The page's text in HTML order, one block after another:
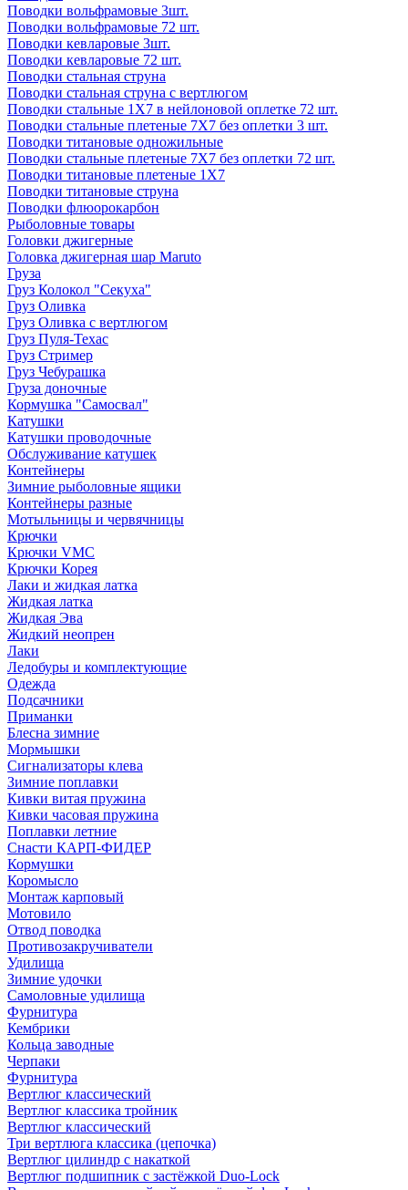
Поводки вольфрамовые 3шт.
Поводки вольфрамовые 72 шт.
Поводки кевларовые 3шт.
Поводки кевларовые 72 шт.
Поводки стальная струна
Поводки стальная струна с вертлюгом
Поводки стальные 1X7 в нейлоновой оплетке 72 шт.
Поводки стальные плетеные 7X7 без оплетки 3 шт.
Поводки титановые одножильные
Поводки стальные плетеные 7X7 без оплетки 72 шт.
Поводки титановые плетеные 1X7
Поводки титановые струна
Поводки флюорокарбон
Рыболовные товары
Головки джигерные
Головка джигерная шар Maruto
Груза
Груз Колокол "Секуха"
Груз Оливка
Груз Оливка с вертлюгом
Груз Пуля-Техас
Груз Стример
Груз Чебурашка
Груза доночные
Кормушка "Самосвал"
Катушки
Катушки проводочные
Обслуживание катушек
Контейнеры
Зимние рыболовные ящики
Контейнеры разные
Мотыльницы и червячницы
Крючки
Крючки VMC
Крючки Корея
Лаки и жидкая латка
Жидкая латка
Жидкая Эва
Жидкий неопрен
Лаки
Ледобуры и комплектующие
Одежда
Подсачники
Приманки
Блесна зимние
Мормышки
Сигнализаторы клева
Зимние поплавки
Кивки витая пружина
Кивки часовая пружина
Поплавки летние
Снасти КАРП-ФИДЕР
Кормушки
Коромысло
Монтаж карповый
Мотовило
Отвод поводка
Противозакручиватели
Удилища
Зимние удочки
Самоловные удилища
Фурнитура
Кембрики
Кольца заводные
Черпаки
Фурнитура
Вертлюг классический
Вертлюг классика тройник
Вертлюг классический
Три вертлюга классика (цепочка)
Вертлюг цилиндр с накаткой
Вертлюг подшипник с застёжкой Duo-Lock